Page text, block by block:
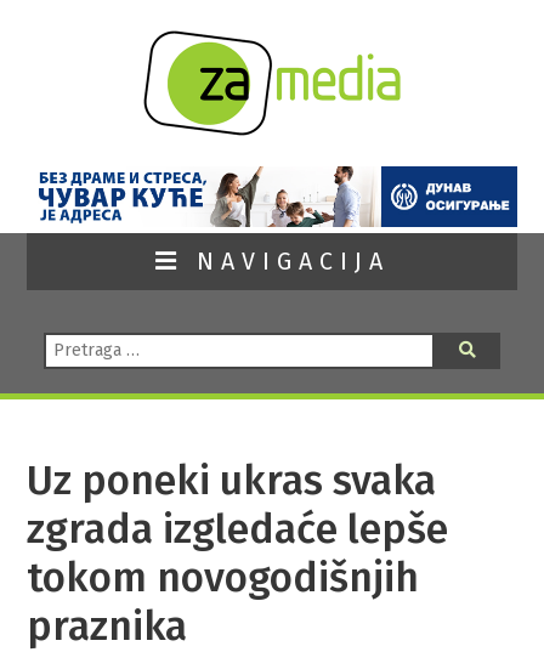
NAVIGACIJA
Pretraga:
Uz poneki ukras svaka
zgrada izgledaće lepše
tokom novogodišnjih
praznika